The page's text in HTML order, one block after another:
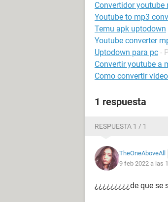
Convertidor
Youtube to mp3
Temu apk uptodown
Youtube converter
Uptodown para pc -
Convertir youtube a
Como convertir
1 respuesta
RESPUESTA 1 / 1
TheOneAboveAll
9 feb 2022 a las
¿¿¿¿¿¿¿¿¿de que